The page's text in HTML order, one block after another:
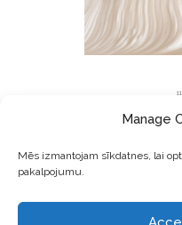
Manage
Mēs izmantojam sīkdatnes, lai
pakalpojumu.
Kārtainais